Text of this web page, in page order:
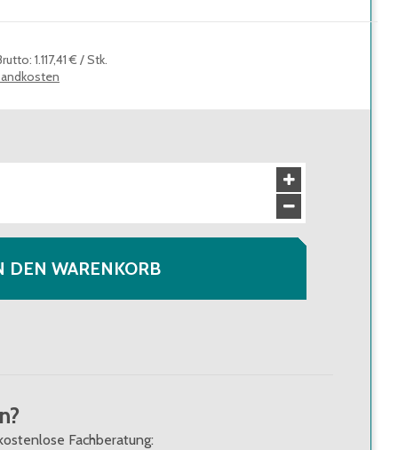
: 1.117,41 € /Stk.
DEN WARENKORB
Fachberatung: